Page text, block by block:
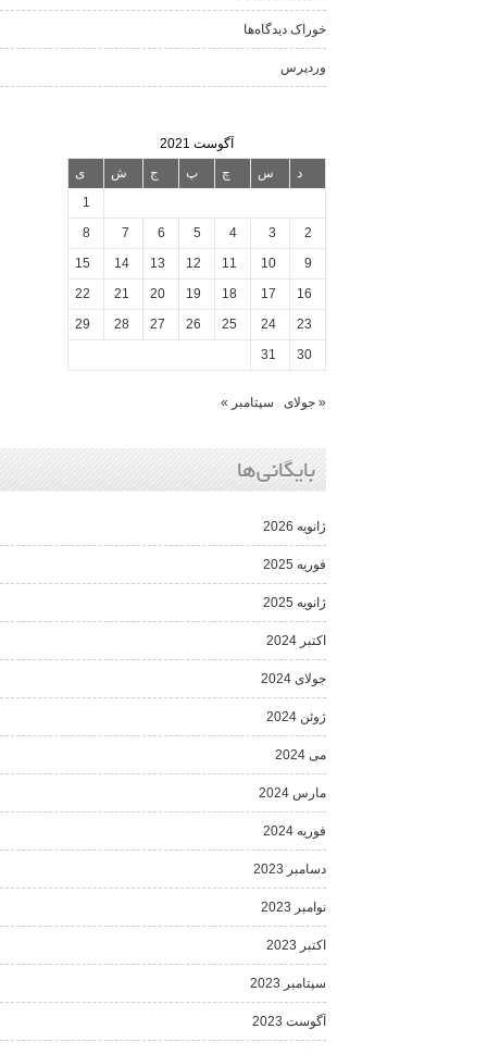
خوراک دیدگاه‌ها
وردپرس
س چ ج ش
ی
4
8
10
11
12
13
14
15
17
18
19
20
21
22
24
25
26
27
28
29
31
سپتامبر »
بایگانی‌ها
سپتامبر 2023